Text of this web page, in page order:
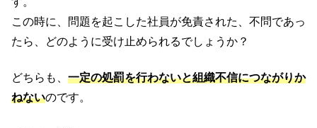
この時に、問題を起こした社員が免責された、不問であっ
たら、どのように受け止められるでしょうか？
どちらも、 一定の処罰を行わないと組織不信につながりか
ねないのです。